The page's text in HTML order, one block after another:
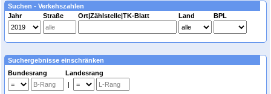
Suchen - Verkehszahlen
Jahr
Straße Ort|Zählstelle|TK-Blatt Land BPL
Suchergebnisse einschränken
Bundesrang Landesrang
|